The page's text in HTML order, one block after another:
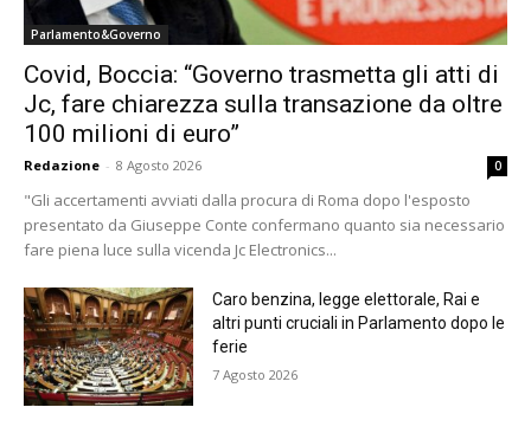
Parlamento&Governo
Covid, Boccia: “Governo trasmetta gli atti di
Jc, fare chiarezza sulla transazione da oltre
100 milioni di euro”
Redazione - 8 Agosto 2026 0
"Gli accertamenti avviati dalla procura di Roma dopo l'esposto
presentato da Giuseppe Conte confermano quanto sia necessario
fare piena luce sulla vicenda Jc Electronics...
Caro benzina, legge elettorale, Rai e
altri punti cruciali in Parlamento dopo le
ferie
7 Agosto 2026